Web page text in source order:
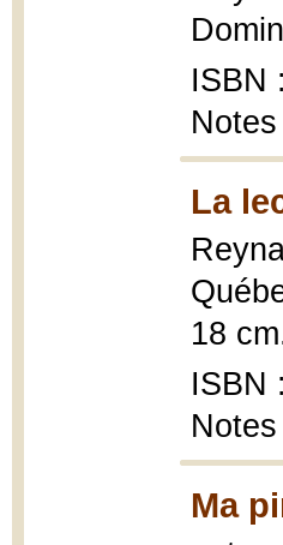
ISBN
La
18
ISBN
Ma